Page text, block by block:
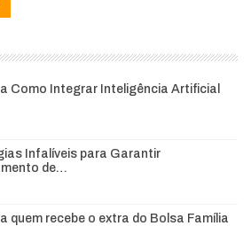
Como Integrar Inteligência Artificial
Infalíveis para Garantir
de…
quem recebe o extra do Bolsa Família